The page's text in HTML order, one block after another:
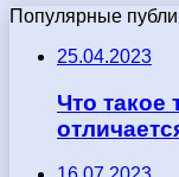
Популярные
25.04.2023
Что такое